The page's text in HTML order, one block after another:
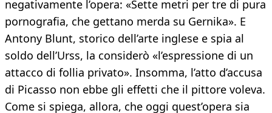
negativamente l’opera: «Sette metri per tre di pura
pornografia, che gettano merda su Gernika». E
Antony Blunt, storico dell’arte inglese e spia al
soldo dell’Urss, la considerò «l’espressione di un
attacco di follia privato». Insomma, l’atto d’accusa
di Picasso non ebbe gli effetti che il pittore voleva.
Come si spiega, allora, che oggi quest’opera sia